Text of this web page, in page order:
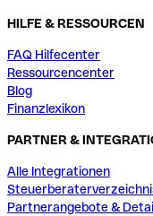
HILFE & RESSOURCEN
FAQ Hilfecenter
Ressourcencenter
Blog
Finanzlexikon
PARTNER &
Alle Integrationen
Partnerangebote &